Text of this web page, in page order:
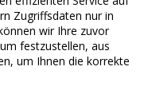
Zugriffsdaten nur in
wir Ihre zuvor
festzustellen, aus
um Ihnen die korrekte